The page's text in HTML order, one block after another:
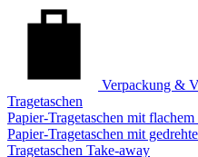
Verpackung &
Tragetaschen
Papier-Tragetaschen mit
Papier-Tragetaschen mit
Tragetaschen Take-away